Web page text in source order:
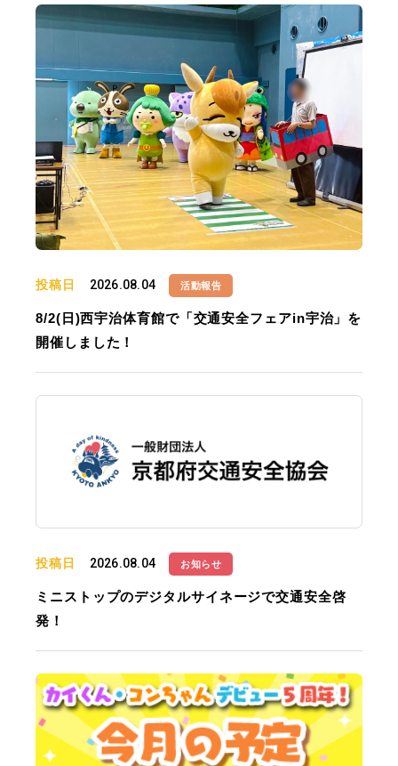
投稿日 2026.08.04 活動報告
8/2(日)西宇治体育館で「交通安全フェアin宇治」を
開催しました！
投稿日 2026.08.04 お知らせ
ミニストップのデジタルサイネージで交通安全啓
発！